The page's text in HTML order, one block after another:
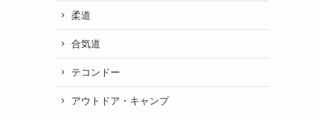
柔道
合気道
テコンドー
アウトドア・キャンプ